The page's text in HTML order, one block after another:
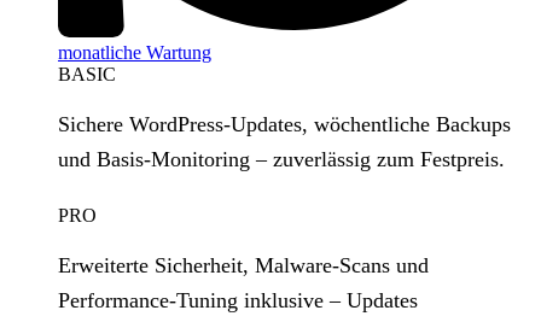
monatliche Wartung
BASIC
Sichere WordPress‑Updates, wöchentliche Backups
und Basis‑Monitoring – zuverlässig zum Festpreis.
PRO
Erweiterte Sicherheit, Malware‑Scans und
Performance‑Tuning inklusive – Updates